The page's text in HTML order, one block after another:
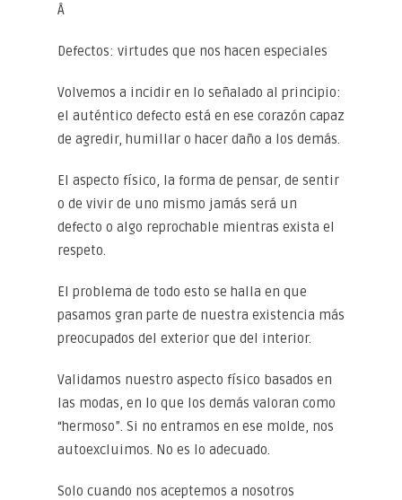
Â
Defectos: virtudes que nos hacen especiales
Volvemos a incidir en lo señalado al principio:
el auténtico defecto está en ese corazón capaz
de agredir, humillar o hacer daño a los demás.
El aspecto físico, la forma de pensar, de sentir
o de vivir de uno mismo jamás será un
defecto o algo reprochable mientras exista el
respeto.
El problema de todo esto se halla en que
pasamos gran parte de nuestra existencia más
preocupados del exterior que del interior.
Validamos nuestro aspecto físico basados en
las modas, en lo que los demás valoran como
“hermoso”. Si no entramos en ese molde, nos
autoexcluimos. No es lo adecuado.
Solo cuando nos aceptemos a nosotros